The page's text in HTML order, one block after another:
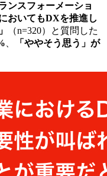
ンスフォーメーショ
おいてもDXを推進し
（n=320）と質問した
、
「ややそう思う」が